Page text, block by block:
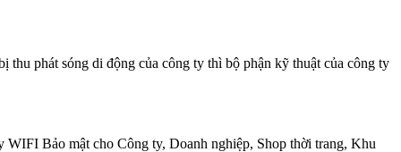
thu phát sóng di động của công ty thì bộ phận kỹ thuật của công ty
WIFI Bảo mật cho Công ty, Doanh nghiệp, Shop thời trang, Khu